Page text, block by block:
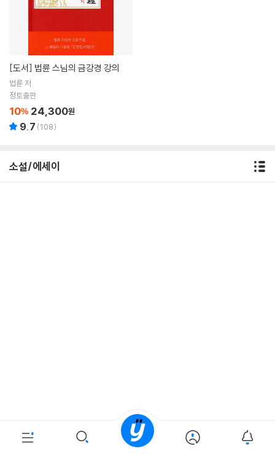
[도서] 법륜 스님의 금강경 강의
법륜 저
정토출판
10% 24,300원
9.7 (108)
소설/에세이